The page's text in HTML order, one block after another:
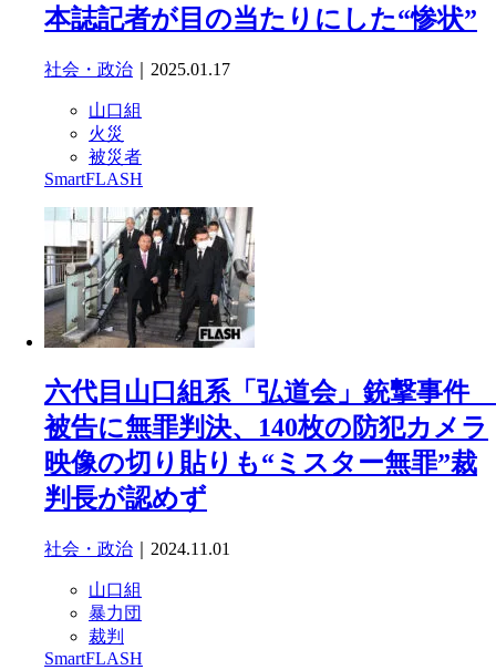
本誌記者が目の当たりにした“惨状”
社会・政治 ｜2025.01.17
山口組
火災
被災者
SmartFLASH
六代目山口組系「弘道会」銃撃事件
被告に無罪判決、140枚の防犯カメラ
映像の切り貼りも“ミスター無罪”裁
判長が認めず
社会・政治 ｜2024.11.01
山口組
暴力団
裁判
SmartFLASH